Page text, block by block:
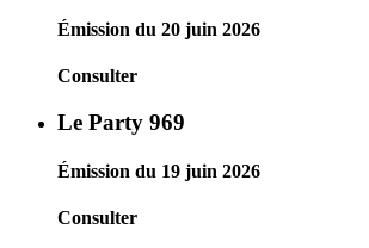
Émission du 20 juin 2026
Consulter
Le Party 969
Émission du 19 juin 2026
Consulter